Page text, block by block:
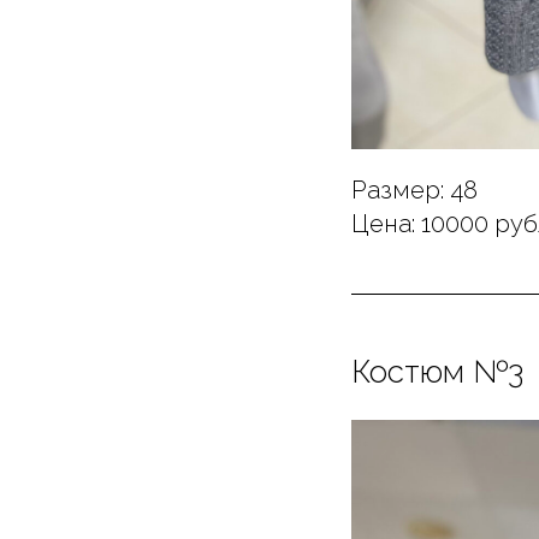
Размер: 48
Цена: 10000
Костюм №3